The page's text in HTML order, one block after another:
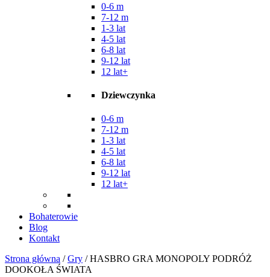
0-6 m
7-12 m
1-3 lat
4-5 lat
6-8 lat
9-12 lat
12 lat+
Dziewczynka
0-6 m
7-12 m
1-3 lat
4-5 lat
6-8 lat
9-12 lat
12 lat+
Bohaterowie
Blog
Kontakt
Strona główna /Gry / HASBRO GRA MONOPOLY PODRÓŻ
DOOKOŁA ŚWIATA